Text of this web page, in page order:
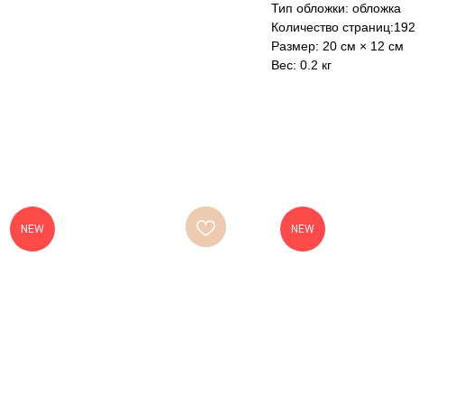
Тип обложки: обложка
Количество страниц:192
Размер: 20 см × 12 см
Вес: 0.2 кг
NEW NEW